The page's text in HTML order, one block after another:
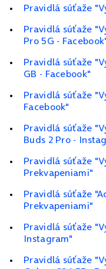
Pravidlá súťaže
Pravidlá súťaže
Pro 5G -
Pravidlá súťaže
GB - Facebook"
Pravidlá súťaže
Facebook"
Pravidlá súťaže
Buds 2 Pro -
Pravidlá súťaže
Prekvapeniami"
Pravidlá súťaže
Prekvapeniami"
Pravidlá súťaže
Instagram"
Pravidlá súťaže